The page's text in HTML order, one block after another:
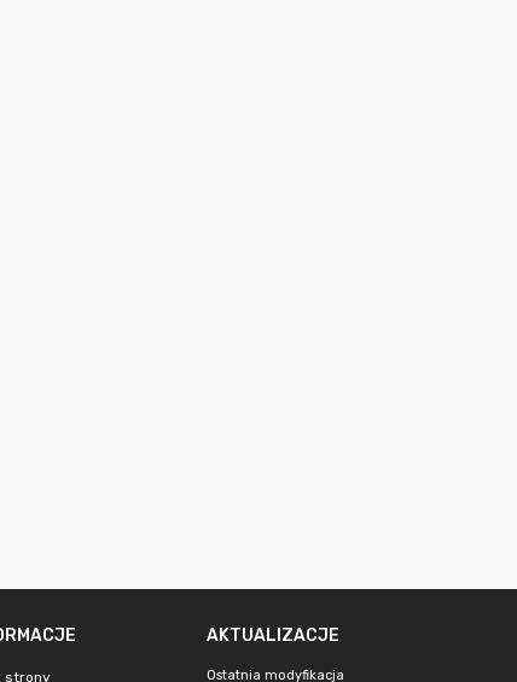
strony
AKTUALIZACJE
Ostatnia modyfikacja